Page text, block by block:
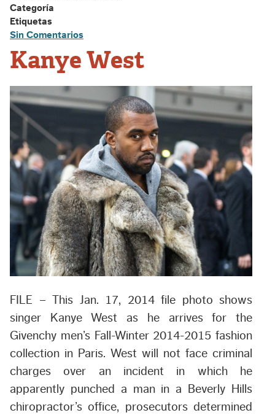
Categoría
Etiquetas
Sin Comentarios
Kanye West
FILE – This Jan. 17, 2014 file photo shows
singer Kanye West as he arrives for the
Givenchy men’s Fall-Winter 2014-2015 fashion
collection in Paris. West will not face criminal
charges over an incident in which he
apparently punched a man in a Beverly Hills
chiropractor’s office, prosecutors determined